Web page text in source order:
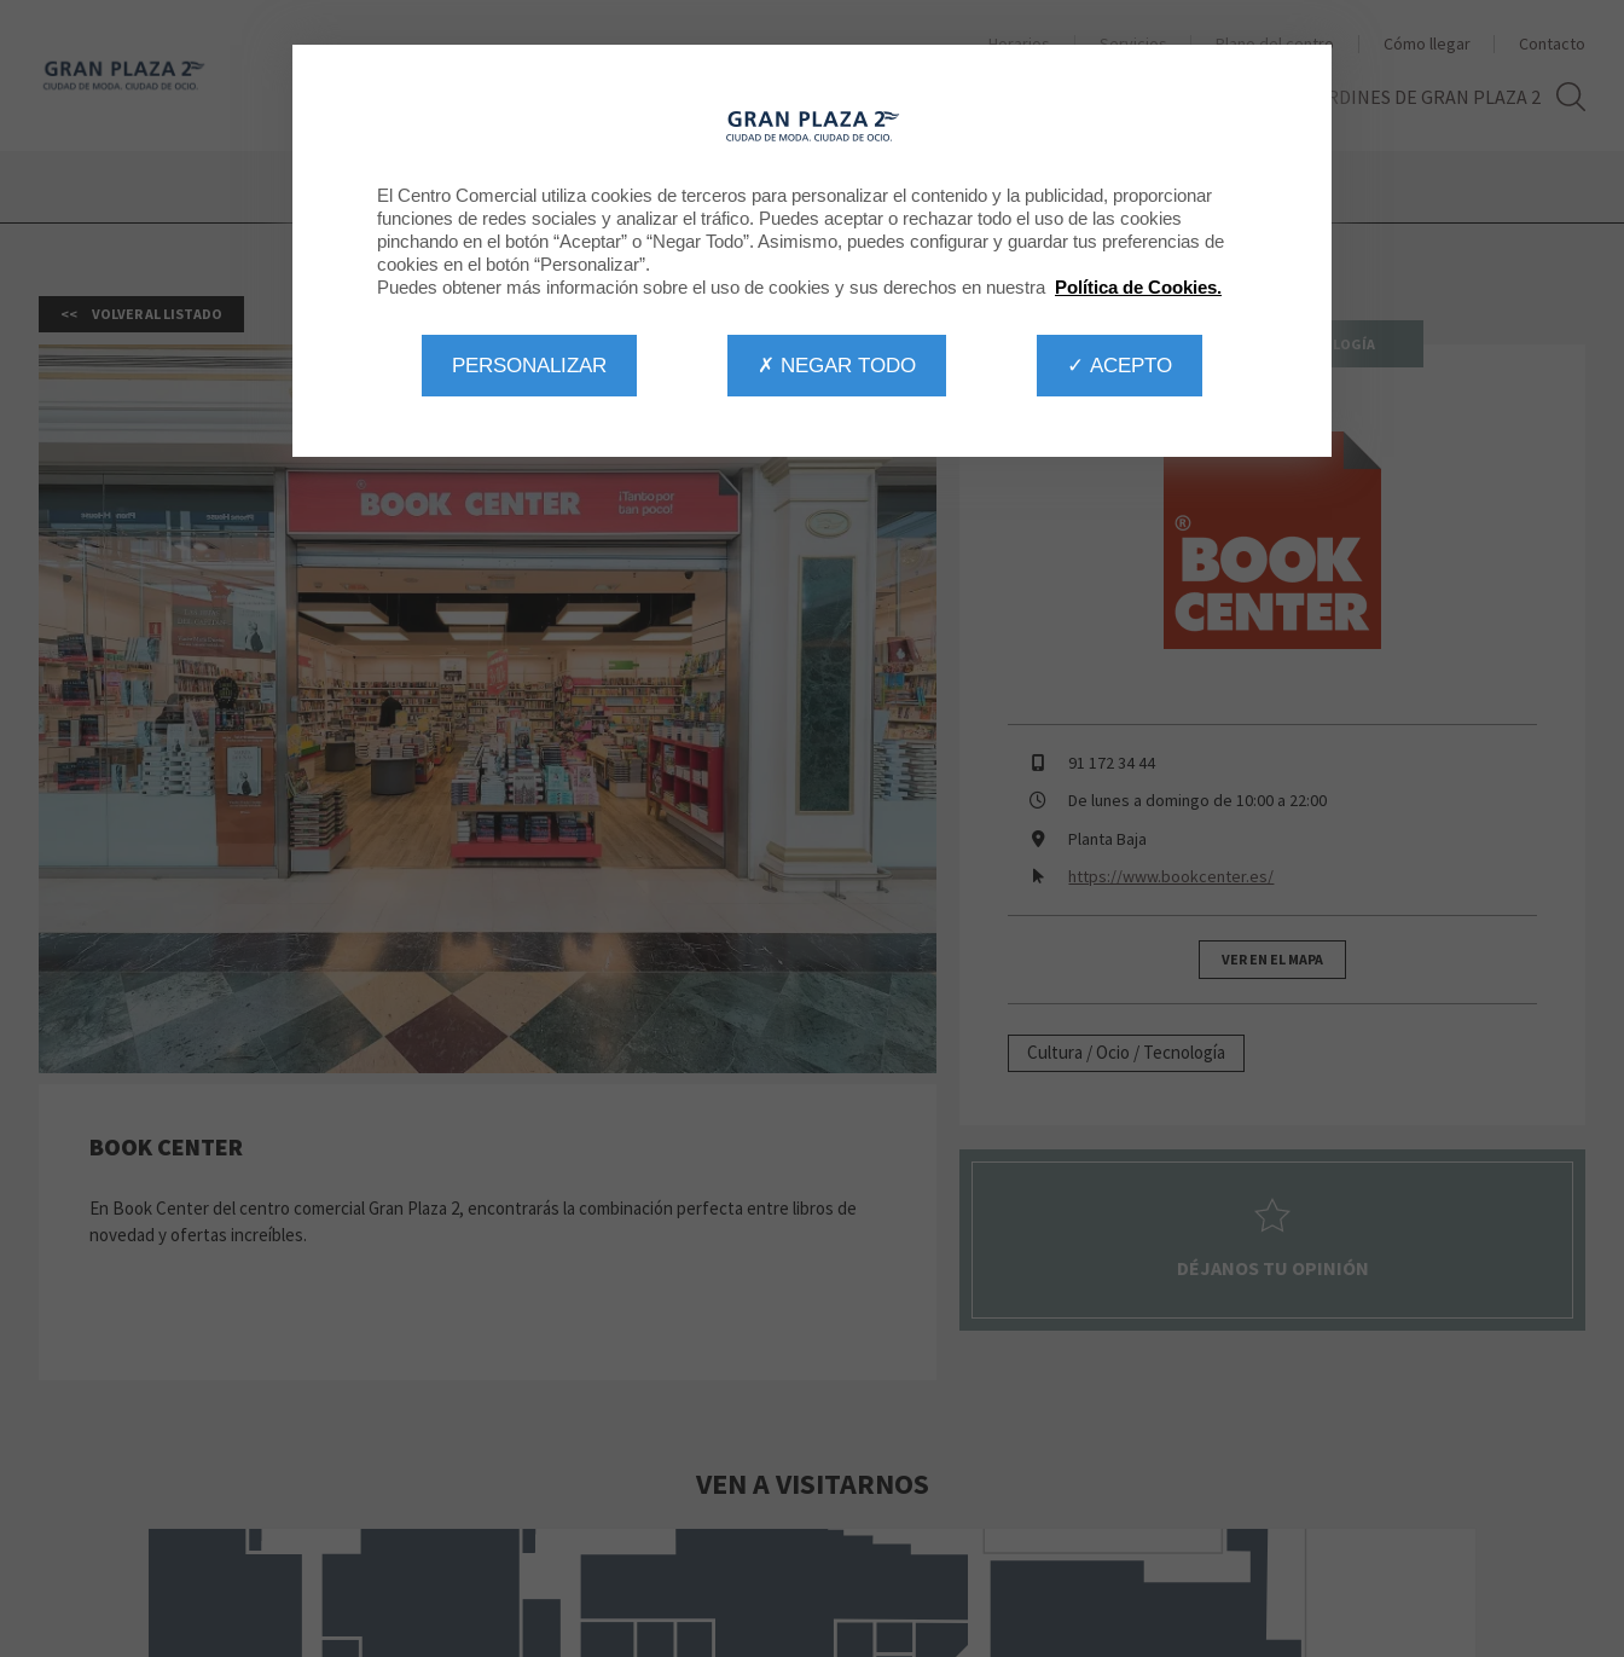
Gran Plaza 2
LOS JARDINES DE GRAN PLAZA 2
Horarios Servicios Plano del centro Cómo llegar Contacto
BIENVENIDO A
BOOK CENTER
VOLVER AL LISTADO
CULTURA / OCIO / TECNOLOGÍA
91 172 34 44
De lunes a domingo de 10:00 a 22:00
Planta Baja
https://www.bookcenter.es/
VER EN EL MAPA
Cultura / Ocio / Tecnología
DÉJANOS TU OPINIÓN
BOOK CENTER
En Book Center del centro comercial Gran Plaza 2, encontrarás la combinación perfecta entre libros de
novedad y ofertas increíbles.
VEN A VISITARNOS
El Centro Comercial utiliza cookies de terceros para personalizar el contenido y la publicidad, proporcionar
funciones de redes sociales y analizar el tráfico. Puedes aceptar o rechazar todo el uso de las cookies
pinchando en el botón “Aceptar” o “Negar Todo”. Asimismo, puedes configurar y guardar tus preferencias de
cookies en el botón “Personalizar”.
Puedes obtener más información sobre el uso de cookies y sus derechos en nuestra Política de Cookies.
✓ ACEPTO
✗ NEGAR TODO
PERSONALIZAR